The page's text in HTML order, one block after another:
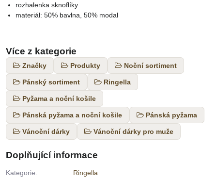
rozhalenka sknoflíky
materiál: 50% bavlna, 50% modal
Více z kategorie
Značky Produkty Noční sortiment
Pánský sortiment Ringella
Pyžama a noční košile
Pánská pyžama a noční košile Pánská pyžama
Vánoční dárky Vánoční dárky pro muže
Doplňující informace
Kategorie: Ringella